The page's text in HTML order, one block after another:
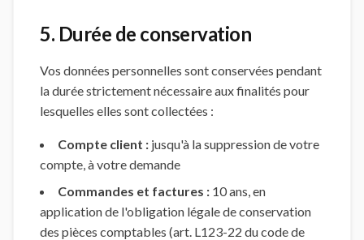
5. Durée de conservation
Vos données personnelles sont conservées pendant
la durée strictement nécessaire aux finalités pour
lesquelles elles sont collectées :
Compte client : jusqu'à la suppression de votre
compte, à votre demande
Commandes et factures : 10 ans, en
application de l'obligation légale de conservation
des pièces comptables (art. L123-22 du code de